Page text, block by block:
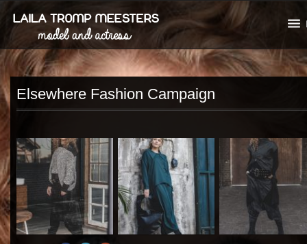
Elsewhere Fashion Campaign